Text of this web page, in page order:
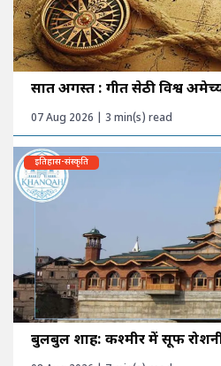
सात अगस्त : गीत सेठी विश्व
07 Aug 2026 | 3 min(s) read
इतिहास-संस्कृति
बुलबुल शाह: कश्मीर में सूफी